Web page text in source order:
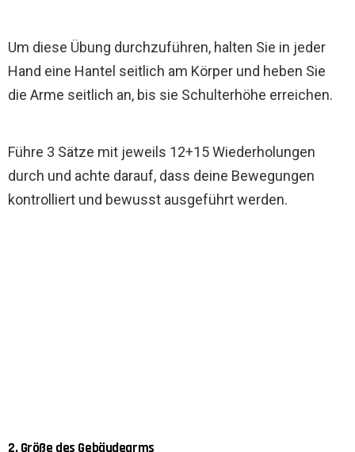
Um diese Übung durchzuführen, halten Sie in jeder
Hand eine Hantel seitlich am Körper und heben Sie
die Arme seitlich an, bis sie Schulterhöhe erreichen.
Führe 3 Sätze mit jeweils 12+15 Wiederholungen
durch und achte darauf, dass deine Bewegungen
kontrolliert und bewusst ausgeführt werden.
2. Größe des Gebäudearms